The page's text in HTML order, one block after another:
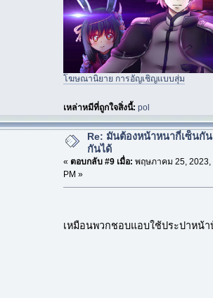
โฆษณานิยาย การอัญเชิญแบบสุ่ม
เหล่าหมีที่ถูกใจสิ่งนี้:pol
Re: มันต้องหน้าหนากี่เซ็นกั
กันได้
« ตอบกลับ #9 เมื่อ: พฤษภาคม 25, 2023,
PM »
เหมือนพวกชอบแอบใช้ประปาหน้